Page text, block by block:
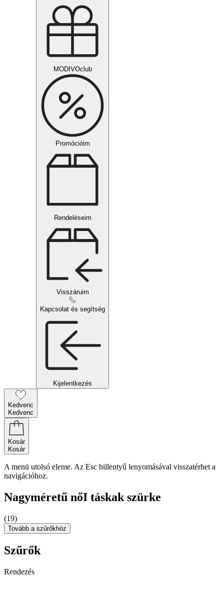
MODIVOclub
Promócióim
Rendeléseim
Visszáruim
Kapcsolat és segítség
Kijelentkezés
Kedvenc
Kedvenc
Kosár
Kosár
A menü utolsó eleme. Az Esc billentyű lenyomásával visszatérhet a
navigációhoz.
Nagyméretű nőI táskak szürke
(19)
Tovább a szűrőkhöz
Szűrők
Rendezés